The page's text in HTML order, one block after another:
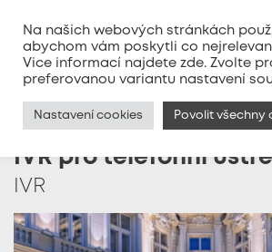
IVR pro telefonní
IVR
Na našich webových stránkách
abychom vám poskytli co
Vice informací najdete zde. Zvolte
preferovanou variantu nastavení
Nastavení cookies Povolit všechny